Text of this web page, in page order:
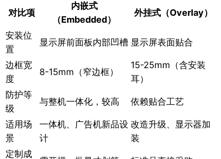
对比项
内嵌式
（Embedded）
外挂式（Overlay）
安装位
置
显示屏前面板内部凹槽 显示屏表面贴合
边框宽
度
8-15mm（窄边框）
15-25mm（含安装
耳）
防护等
级
与整机一体化，较高 依赖贴合工艺
适用场
景
一体机、广告机新品设
计
改造升级、显示器加
装
定制成